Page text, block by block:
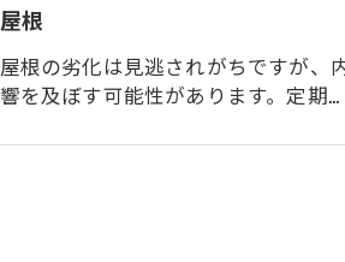
屋根
屋根の劣化は見逃されがちですが、
響を及ぼす可能性があります。定期…